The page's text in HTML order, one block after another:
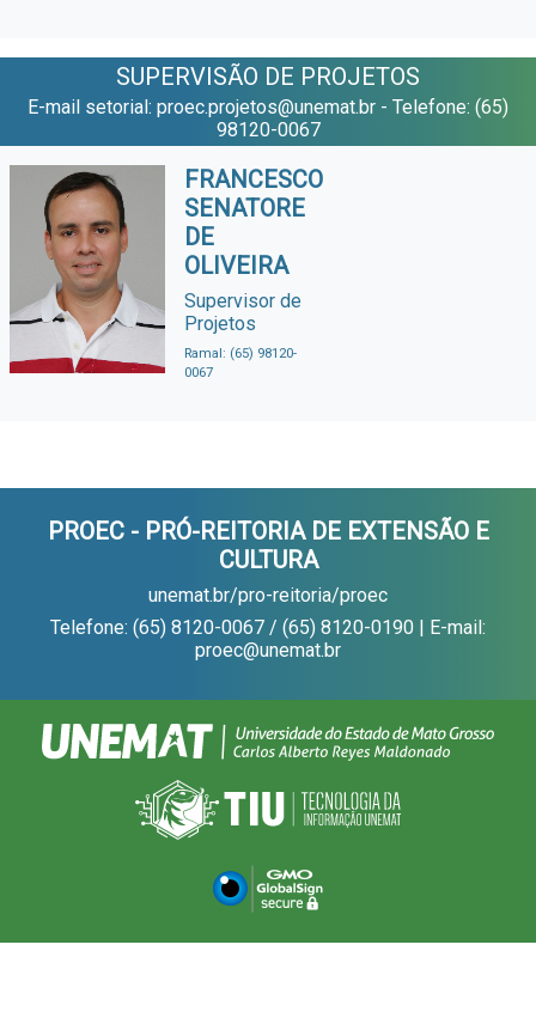
SUPERVISÃO DE PROJETOS
E-mail setorial: proec.projetos@unemat.br - Telefone: (65)
98120-0067
FRANCESCO
SENATORE
DE
OLIVEIRA
Supervisor de
Projetos
Ramal: (65) 98120-
0067
PROEC - PRÓ-REITORIA DE EXTENSÃO E
CULTURA
unemat.br/pro-reitoria/proec
Telefone: (65) 8120-0067 / (65) 8120-0190 | E-mail:
proec@unemat.br